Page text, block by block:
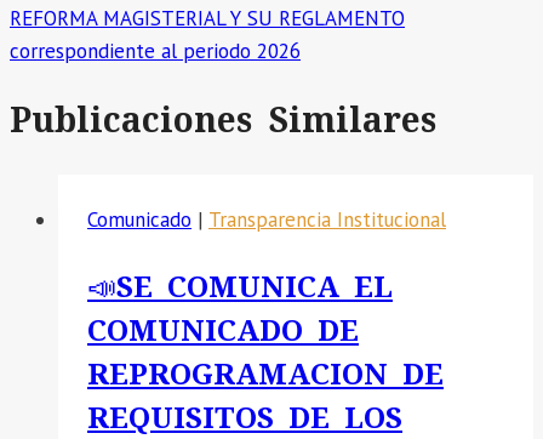
REFORMA MAGISTERIAL Y SU REGLAMENTO
correspondiente al periodo 2026
Publicaciones Similares
Comunicado | Transparencia Institucional
📣SE COMUNICA EL
COMUNICADO DE
REPROGRAMACION DE
REQUISITOS DE LOS